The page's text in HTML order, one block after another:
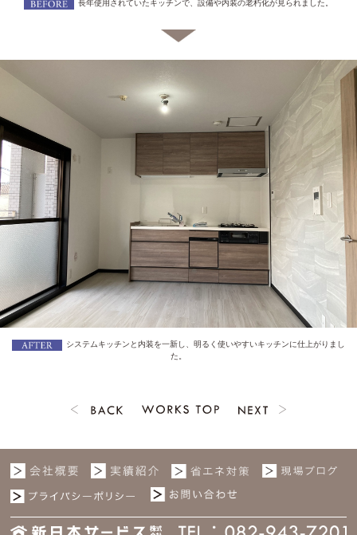
長年使用されていたキッチンで、設備や内装の老朽化が見られました。
システムキッチンと内装を一新し、明るく使いやすいキッチンに仕上がりまし
た。